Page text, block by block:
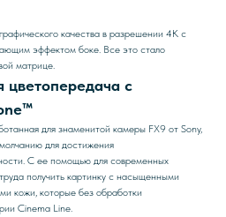
качества в разрешении 4K с
эффектом боке. Все это стало
матрице.
цветопередача с
для знаменитой камеры FX9 от Sony,
для достижения
С ее помощью для современных
получить картинку с насыщенными
кожи, которые без обработки
Cinema Line.